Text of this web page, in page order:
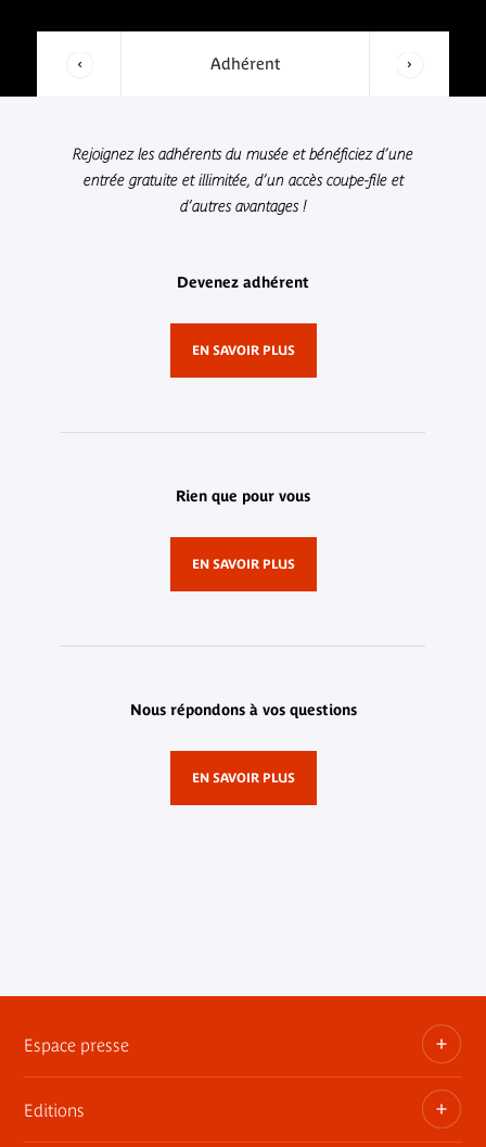
Adhérent
Rejoignez les adhérents du musée et bénéficiez d’une
entrée gratuite et illimitée, d’un accès coupe-file et
d’autres avantages !
Devenez adhérent
EN SAVOIR PLUS
Rien que pour vous
EN SAVOIR PLUS
Nous répondons à vos questions
EN SAVOIR PLUS
Espace presse
Dossiers, communiqués, bandes annonces
Editions